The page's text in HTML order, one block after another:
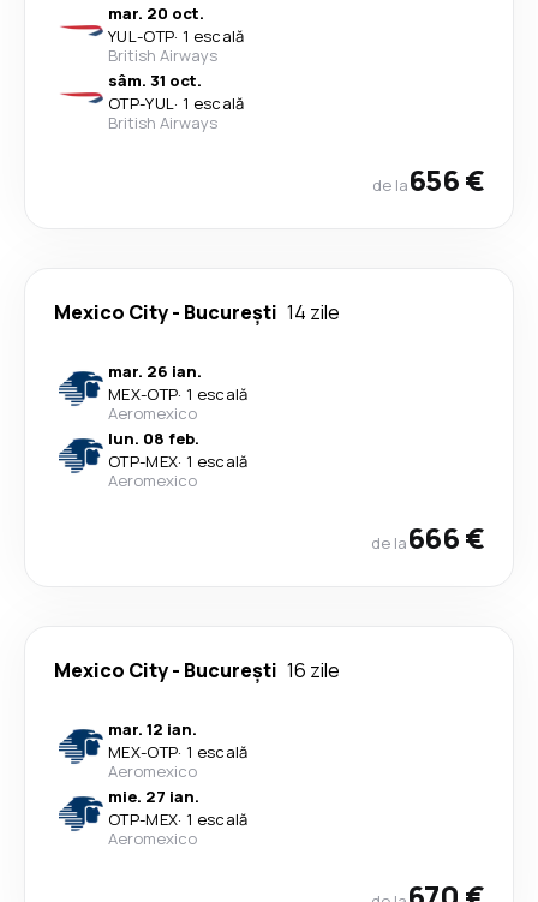
mar. 20 oct.
YUL-OTP· 1 escală
British Airways
sâm. 31 oct.
OTP-YUL· 1 escală
British Airways
de la656 €
Mexico City- București 14 zile
mar. 26 ian.
MEX-OTP· 1 escală
Aeromexico
lun. 08 feb.
OTP-MEX· 1 escală
Aeromexico
de la666 €
Mexico City- București 16 zile
mar. 12 ian.
MEX-OTP· 1 escală
Aeromexico
mie. 27 ian.
OTP-MEX· 1 escală
Aeromexico